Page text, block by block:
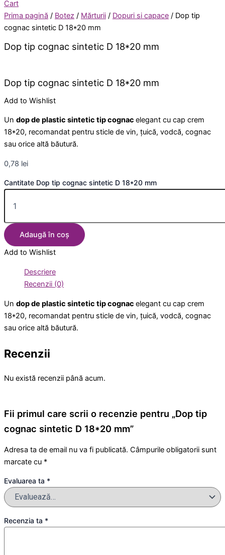
Cart
Prima pagină / Botez / Mărturii / Dopuri si capace / Dop tip
cognac sintetic D 18*20 mm
Dop tip cognac sintetic D 18*20 mm
Dop tip cognac sintetic D 18*20 mm
Add to Wishlist
Un dop de plastic sintetic tip cognac elegant cu cap crem
18*20, recomandat pentru sticle de vin, țuică, vodcă, cognac
sau orice altă băutură.
0,78 lei
Cantitate Dop tip cognac sintetic D 18*20 mm
Adaugă în coș
Add to Wishlist
Descriere
Recenzii (0)
Un dop de plastic sintetic tip cognac elegant cu cap crem
18*20, recomandat pentru sticle de vin, țuică, vodcă, cognac
sau orice altă băutură.
Recenzii
Nu există recenzii până acum.
Fii primul care scrii o recenzie pentru „Dop tip
cognac sintetic D 18*20 mm”
Adresa ta de email nu va fi publicată. Câmpurile obligatorii sunt
marcate cu *
Evaluarea ta *
Recenzia ta *